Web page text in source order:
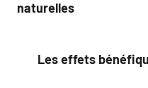
naturelles
Les effets